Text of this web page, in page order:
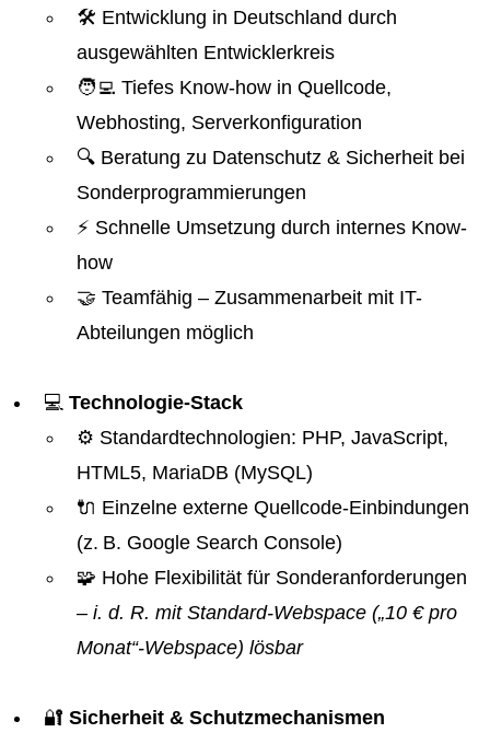
🛠️ Entwicklung in Deutschland durch
ausgewählten Entwicklerkreis
🧑‍💻 Tiefes Know-how in Quellcode,
Webhosting, Serverkonfiguration
🔍 Beratung zu Datenschutz & Sicherheit bei
Sonderprogrammierungen
⚡ Schnelle Umsetzung durch internes Know-
how
🤝 Teamfähig – Zusammenarbeit mit IT-
Abteilungen möglich
💻 Technologie-Stack
⚙️ Standardtechnologien: PHP, JavaScript,
HTML5, MariaDB (MySQL)
🔌 Einzelne externe Quellcode-Einbindungen
(z. B. Google Search Console)
🧩 Hohe Flexibilität für Sonderanforderungen
– i. d. R. mit Standard-Webspace („10 € pro
Monat“-Webspace) lösbar
🔐 Sicherheit & Schutzmechanismen